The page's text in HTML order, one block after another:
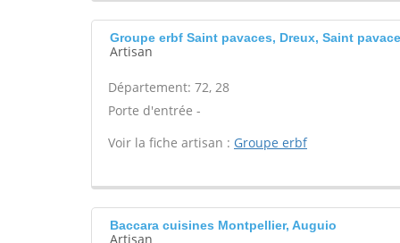
Groupe erbf Saint pavaces, Dreux, Saint pavace
Artisan
Département: 72, 28
Porte d'entrée -
Voir la fiche artisan : Groupe erbf
Baccara cuisines Montpellier, Auguio
Artisan